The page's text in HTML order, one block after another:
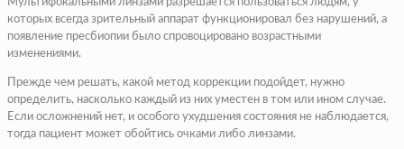
Мультифокальными линзами разрешается пользоваться людям, у
которых всегда зрительный аппарат функционировал без нарушений, а
появление пресбиопии было спровоцировано возрастными
изменениями.
Прежде чем решать, какой метод коррекции подойдет, нужно
определить, насколько каждый из них уместен в том или ином случае.
Если осложнений нет, и особого ухудшения состояния не наблюдается,
тогда пациент может обойтись очками либо линзами.